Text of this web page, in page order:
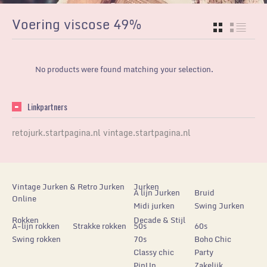
Voering viscose 49% GRID
No products were found matching your selection.
Linkpartners
retojurk.startpagina.nl vintage.startpagina.nl
Vintage Jurken & Retro Jurken
Online
Jurken
A lijn Jurken
Bruid
Midi jurken
Swing Jurken
Rokken
A-lijn rokken
Strakke rokken
Swing rokken
Decade & Stijl
50s
60s
70s
Boho Chic
Classy chic
Party